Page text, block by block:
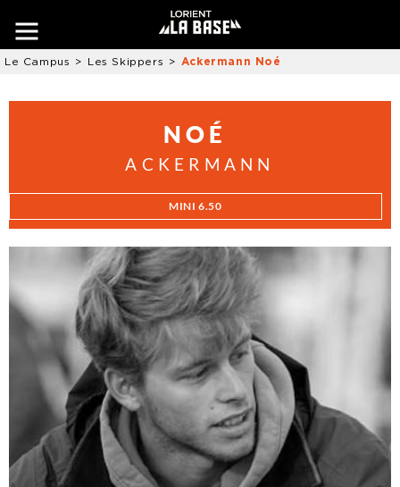
Le Campus Les Skippers Ackermann Noé
NOÉ
ACKERMANN
MINI 6.50